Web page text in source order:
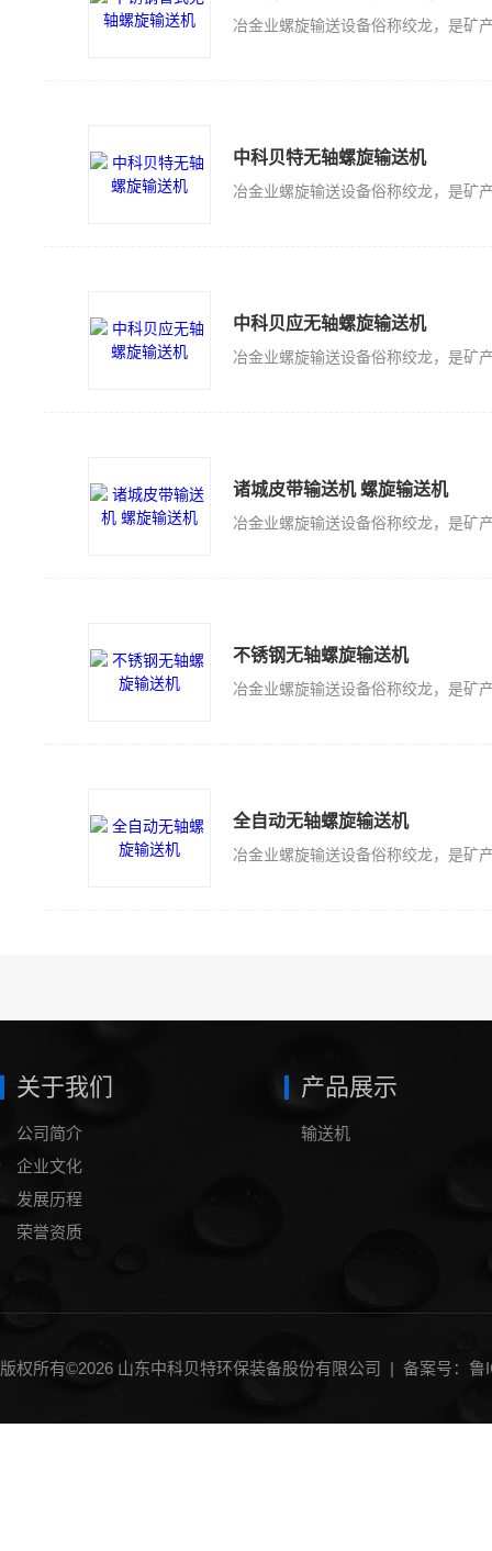
中科贝特无轴螺旋输送机
中科贝应无轴螺旋输送机
诸城皮带输送机 螺旋输送机
不锈钢无轴螺旋输送机
全自动无轴螺旋输送机
关于我们
公司简介
企业文化
发展历程
荣誉资质
产品展示
输送机
版权所有©2026 山东中科贝特环保装备股份有限公司 | 备案号：鲁